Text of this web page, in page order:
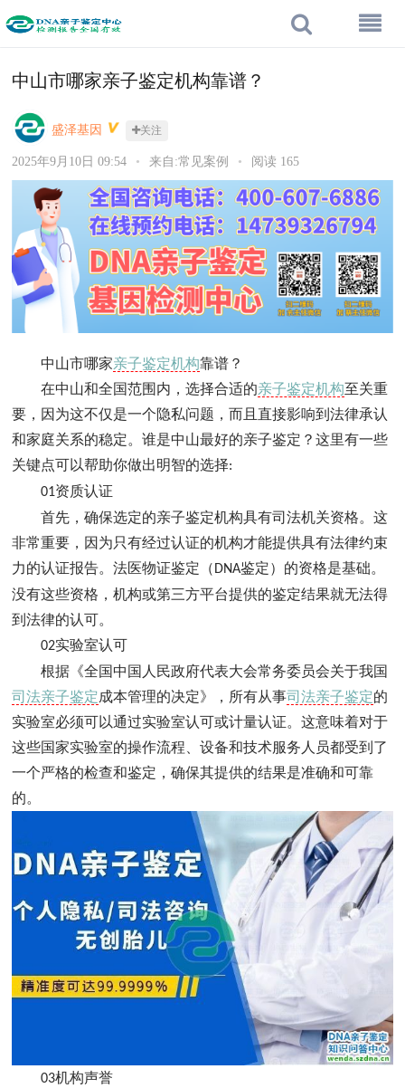
中山市哪家亲子鉴定机构靠谱？
盛泽基因 关注
2025年9月10日 09:54 • 来自:常见案例 • 阅读 165
中山市哪家亲子鉴定机构靠谱？
在中山和全国范围内，选择合适的亲子鉴定机构至关重
要，因为这不仅是一个隐私问题，而且直接影响到法律承认
和家庭关系的稳定。谁是中山最好的亲子鉴定？这里有一些
关键点可以帮助你做出明智的选择:
01资质认证
首先，确保选定的亲子鉴定机构具有司法机关资格。这
非常重要，因为只有经过认证的机构才能提供具有法律约束
力的认证报告。法医物证鉴定（ DNA鉴定）的资格是基础。
没有这些资格，机构或第三方平台提供的鉴定结果就无法得
到法律的认可。
02实验室认可
根据《全国中国人民政府代表大会常务委员会关于我国
司法亲子鉴定成本管理的决定》，所有从事司法亲子鉴定的
实验室必须可以通过实验室认可或计量认证。这意味着对于
这些国家实验室的操作流程、设备和技术服务人员都受到了
一个严格的检查和鉴定，确保其提供的结果是准确和可靠
的。
03机构声誉